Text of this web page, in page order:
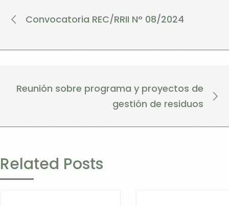
Convocatoria REC/RRII N° 08/2024
Reunión sobre programa y proyectos de
gestión de residuos
Related Posts